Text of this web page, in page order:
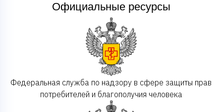
Официальные ресурсы
Федеральная служба по надзору в сфере защиты прав
потребителей и благополучия человека